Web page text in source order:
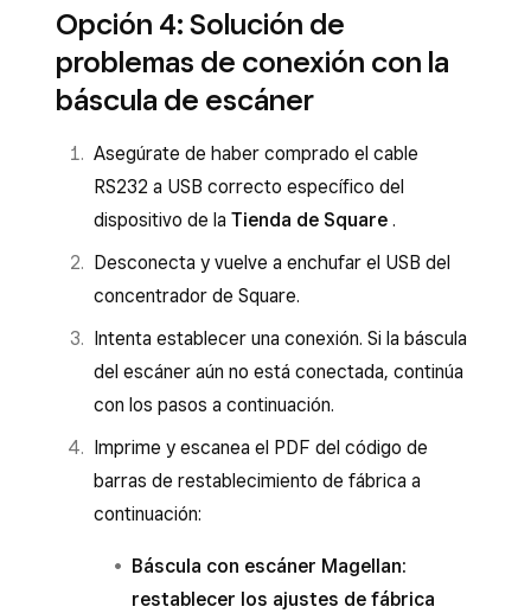
Opción 4: Solución de
problemas de conexión con la
báscula de escáner
Asegúrate de haber comprado el cable
RS232 a USB correcto específico del
dispositivo de la Tienda de Square .
Desconecta y vuelve a enchufar el USB del
concentrador de Square.
Intenta establecer una conexión. Si la báscula
del escáner aún no está conectada, continúa
con los pasos a continuación.
Imprime y escanea el PDF del código de
barras de restablecimiento de fábrica a
continuación:
Báscula con escáner Magellan:
restablecer los ajustes de fábrica